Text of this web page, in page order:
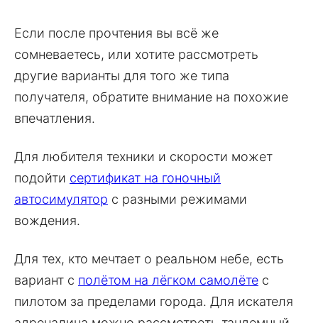
Если после прочтения вы всё же
сомневаетесь, или хотите рассмотреть
другие варианты для того же типа
получателя, обратите внимание на похожие
впечатления.
Для любителя техники и скорости может
подойти сертификат на гоночный
автосимулятор с разными режимами
вождения.
Для тех, кто мечтает о реальном небе, есть
вариант с полётом на лёгком самолёте с
пилотом за пределами города. Для искателя